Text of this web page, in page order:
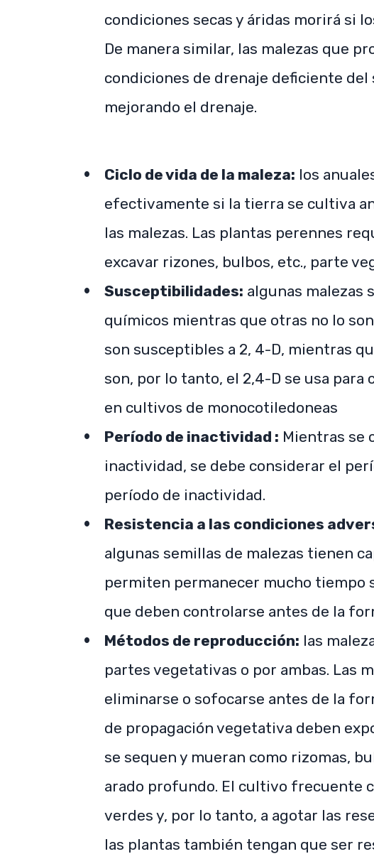
condiciones secas y áridas morirá si
De manera similar, las malezas que
condiciones de drenaje deficiente
mejorando el drenaje.
Ciclo de vida de la maleza: los
efectivamente si la tierra se cultiva
las malezas. Las plantas perennes
excavar rizones, bulbos, etc., parte
Susceptibilidades: algunas malezas
químicos mientras que otras no lo
son susceptibles a 2, 4-D, mientras
son, por lo tanto, el 2,4-D se usa para
en cultivos de monocotiledoneas
Período de inactividad : Mientras se
inactividad, se debe considerar el
período de inactividad.
Resistencia a las condiciones
algunas semillas de malezas tienen
permiten permanecer mucho tiempo
que deben controlarse antes de la
Métodos de reproducción: las
partes vegetativas o por ambas. Las
eliminarse o sofocarse antes de la
de propagación vegetativa deben
se sequen y mueran como rizomas,
arado profundo. El cultivo frecuente
verdes y, por lo tanto, a agotar las
las plantas también tengan que ser